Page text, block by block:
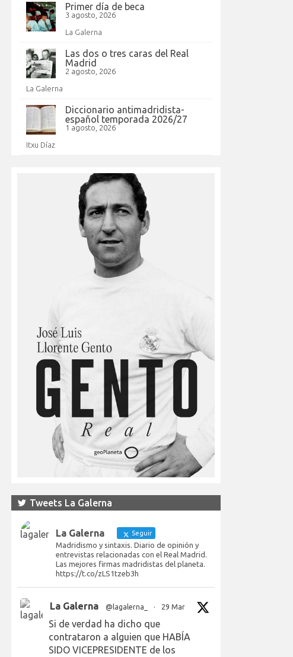
Primer día de beca
3 agosto, 2026
La Galerna
Las dos o tres caras del Real
Madrid
2 agosto, 2026
La Galerna
Diccionario antimadridista-
español temporada 2026/27
1 agosto, 2026
Itxu Díaz
Tweets La Galerna
La Galerna Seguir
Madridismo y sintaxis. Diario de opinión y
entrevistas relacionadas con el Real Madrid.
Las mejores firmas madridistas del planeta.
https://t.co/zLS1tzeb3h
La Galerna @lagalerna_ · 29 Mar
Si de verdad ha dicho que
contrataron a alguien que HABÍA
SIDO VICEPRESIDENTE de los